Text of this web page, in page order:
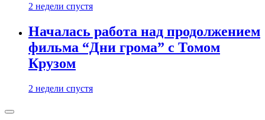
2 недели спустя
Началась работа над продолжением
фильма “Дни грома” с Томом
Крузом
2 недели спустя